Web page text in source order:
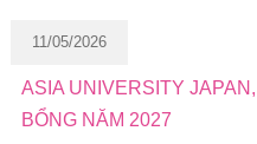
11/05/2026
ASIA UNIVERSITY
BỔNG NĂM 2027